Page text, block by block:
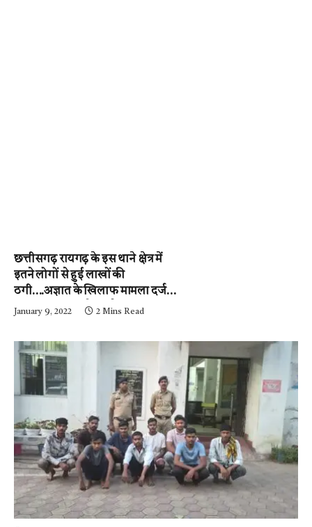
छत्तीसगढ़ रायगढ़ के इस थाने क्षेत्र में
इतने लोगों से हुई लाखों की
ठगी….अज्ञात के खिलाफ मामला दर्ज,
पुलिस जुटी जांच में….पढ़े न्यूज़
January 9, 2022 2 Mins Read